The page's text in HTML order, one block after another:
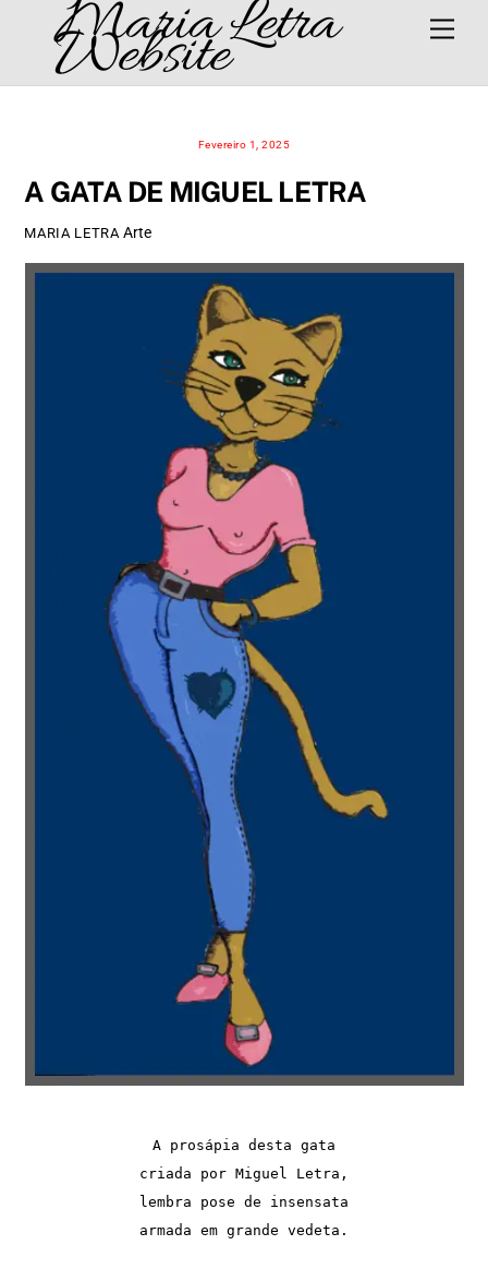
content
Maria Letra
Website
Fevereiro 1, 2025
A GATA DE MIGUEL LETRA
MARIA LETRA Arte
A prosápia desta gata
criada por Miguel Letra,
lembra pose de insensata
armada em grande vedeta.